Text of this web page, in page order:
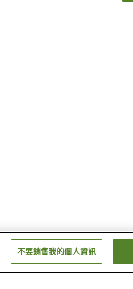
不要銷售我的個人資訊